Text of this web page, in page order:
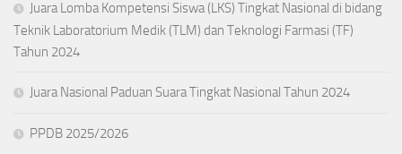
Juara Lomba Kompetensi Siswa (LKS) Tingkat Nasional di bidang
Teknik Laboratorium Medik (TLM) dan Teknologi Farmasi (TF)
Tahun 2024
Juara Nasional Paduan Suara Tingkat Nasional Tahun 2024
PPDB 2025/2026